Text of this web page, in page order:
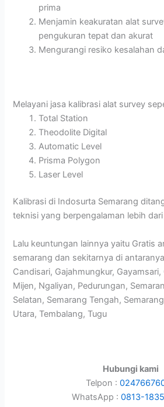
prima
Menjamin keakuratan alat
pengukuran tepat dan akurat
Mengurangi resiko kesalahan
Melayani jasa kalibrasi alat survey
Total Station
Theodolite Digital
Automatic Level
Prisma Polygon
Laser Level
Kalibrasi di Indosurta Semarang
teknisi yang berpengalaman lebih
Lalu keuntungan lainnya yaitu Gratis
semarang dan sekitarnya di
Candisari, Gajahmungkur,
Mijen, Ngaliyan, Pedurungan,
Selatan, Semarang Tengah,
Utara, Tembalang, Tugu
Hubungi kami
Telpon :
WhatsApp : 0813-